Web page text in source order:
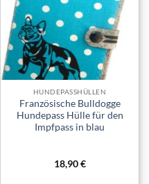
Add to
wishlist
HUNDEPASSHÜLLEN
Französische Bulldogge
Hundepass Hülle für den
Impfpass in blau
18,90€